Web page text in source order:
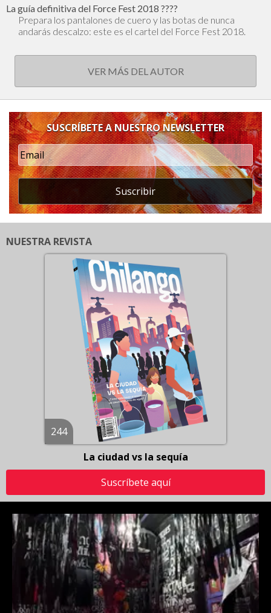
La guía definitiva del Force Fest 2018 ??‍??
Prepara los pantalones de cuero y las botas de nunca
andarás descalzo: este es el cartel del Force Fest 2018.
VER MÁS DEL AUTOR
SUSCRÍBETE A NUESTRO NEWSLETTER
Suscribir
NUESTRA REVISTA
244
La ciudad vs la sequía
Suscríbete aquí